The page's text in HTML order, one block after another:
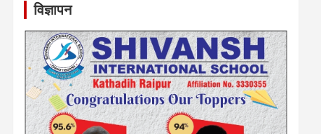
विज्ञापन